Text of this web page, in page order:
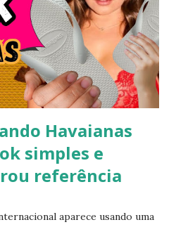
cultural brasileira em um
sem perder a essência
o formato clássico. É a
nordestina e a modernidade
Havaianas
simples e
referência
aparece usando uma